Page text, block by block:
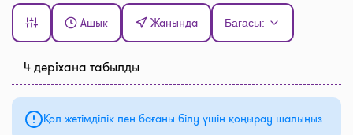
Ашық Жанында Бағасы:
4 дәріхана табылды
Қол жетімділік пен бағаны білу үшін қоңырау шалыңыз